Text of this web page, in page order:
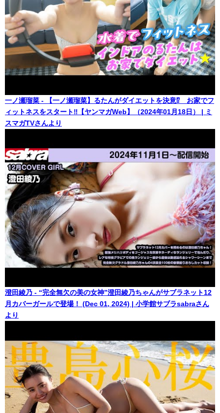
一ノ瀬瑠菜 - 【一ノ瀬瑠菜】るたんがダイエットを決意⁉️ お家でフ
ィットネスをスタート‼︎【ヤンマガWeb】（2024年01月18日） | ミ
スマガTVさんより
澄田綾乃 - “完全無欠の美の女神”澄田綾乃ちゃんがサブラネット12
月カバーガールで登場！ (Dec 01, 2024) | 小学館サブラsabraさん
より